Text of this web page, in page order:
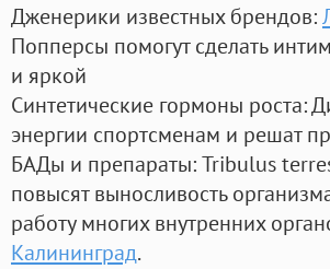
Дженерики известных брендов:
Попперсы помогут сделать
и яркой
Синтетические гормоны роста:
энергии спортсменам и решат
БАДы и препараты:Tribulus
повысят выносливость
работу многих внутренних
Калининград.